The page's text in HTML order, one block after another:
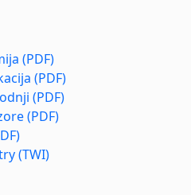
(PDF)
(PDF)
(PDF)
(PDF)
(TWI)